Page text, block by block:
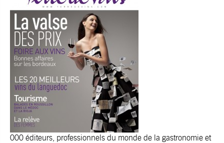
000 éditeurs, professionnels du monde de la gastronomie et